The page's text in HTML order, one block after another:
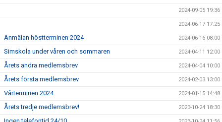
2024-09-05 19:36
2024-06-17 17:25
Anmälan höstterminen 2024 2024-06-16 08:00
Simskola under våren och sommaren 2024-04-11 12:00
Årets andra medlemsbrev 2024-04-04 10:00
Årets första medlemsbrev 2024-02-03 13:00
Vårterminen 2024 2024-01-15 14:48
Årets tredje medlemsbrev! 2023-10-24 18:30